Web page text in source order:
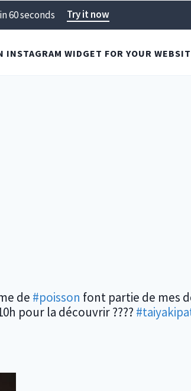
60 seconds Try it now
INSTAGRAM WIDGET FOR YOUR
de #poisson font partie de mes
pour la découvrir ????